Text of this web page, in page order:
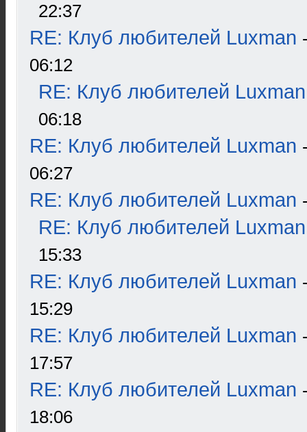
22:37
RE: Клуб любителей Luxman
06:12
RE: Клуб любителей Luxman
06:18
RE: Клуб любителей Luxman
06:27
RE: Клуб любителей Luxman
RE: Клуб любителей Luxman
15:33
RE: Клуб любителей Luxman
15:29
RE: Клуб любителей Luxman
17:57
RE: Клуб любителей Luxman
18:06